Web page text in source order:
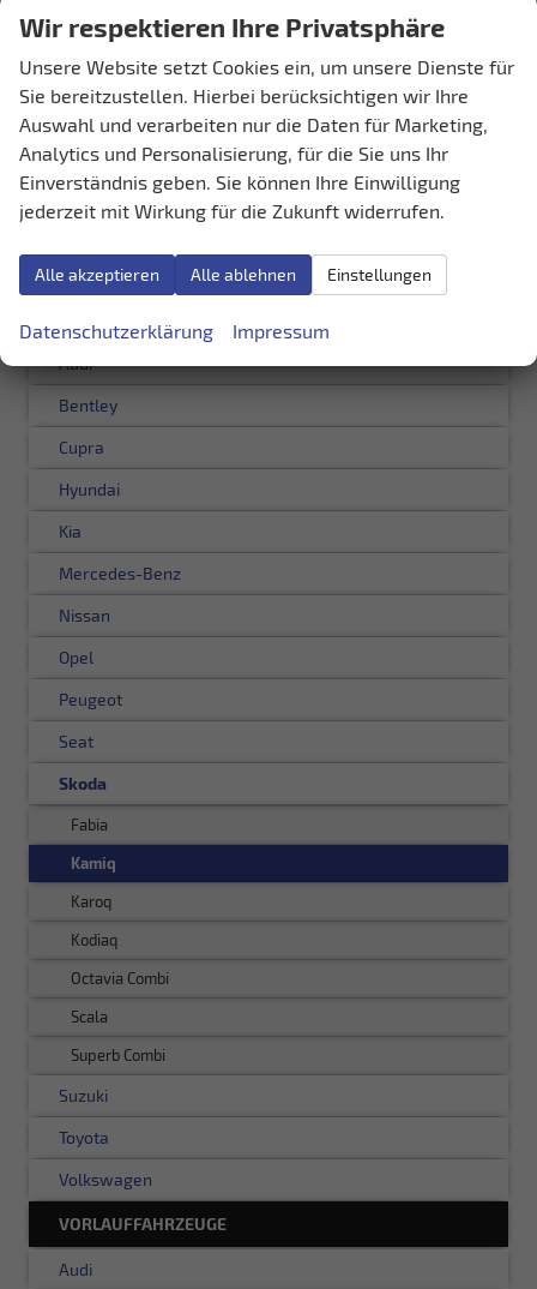
Seiten:
Schnellsuche
Audi
Bentley
Cupra
Hyundai
Kia
Mercedes-Benz
Nissan
Opel
Peugeot
Seat
Skoda
Fabia
Kamiq
Karoq
Kodiaq
Octavia Combi
Scala
Superb Combi
Suzuki
Toyota
Volkswagen
VORLAUFFAHRZEUGE
Audi
Wir respektieren Ihre Privatsphäre
Unsere Website setzt Cookies ein, um unsere Dienste für
Sie bereitzustellen. Hierbei berücksichtigen wir Ihre
Auswahl und verarbeiten nur die Daten für Marketing,
Analytics und Personalisierung, für die Sie uns Ihr
Einverständnis geben. Sie können Ihre Einwilligung
jederzeit mit Wirkung für die Zukunft widerrufen.
Alle akzeptieren Alle ablehnen Einstellungen
Datenschutzerklärung Impressum